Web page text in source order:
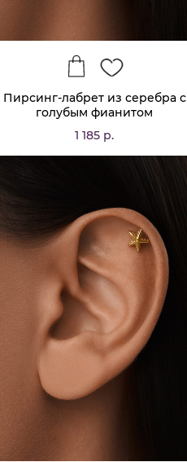
Пирсинг-лабрет из серебра с
голубым фианитом
1 185 р.